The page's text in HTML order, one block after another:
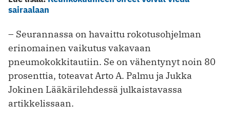
sairaalaan
– Seurannassa on havaittu rokotusohjelman
erinomainen vaikutus vakavaan
pneumokokkitautiin. Se on vähentynyt noin 80
prosenttia, toteavat Arto A. Palmu ja Jukka
Jokinen Lääkärilehdessä julkaistavassa
artikkelissaan.